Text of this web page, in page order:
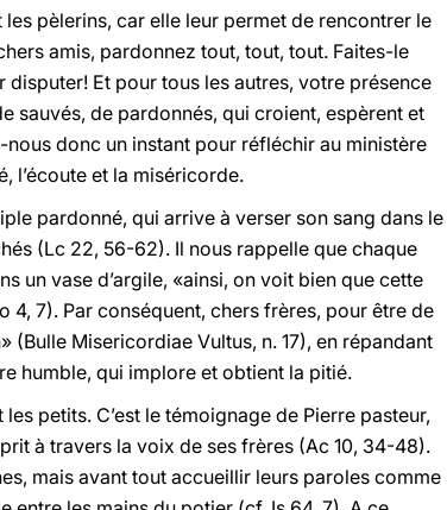
pèlerins, car elle leur permet de rencontrer le
amis, pardonnez tout, tout, tout. Faites-le
Et pour tous les autres, votre présence
sauvés, de pardonnés, qui croient, espèrent et
donc un instant pour réfléchir au ministère
l’écoute et la miséricorde.
pardonné, qui arrive à verser son sang dans le
(Lc 22, 56-62). Il nous rappelle que chaque
un vase d’argile, «ainsi, on voit bien que cette
7). Par conséquent, chers frères, pour être de
Misericordiae Vultus, n. 17), en répandant
humble, qui implore et obtient la pitié.
petits. C’est le témoignage de Pierre pasteur,
à travers la voix de ses frères (Ac 10, 34-48).
mais avant tout accueillir leurs paroles comme